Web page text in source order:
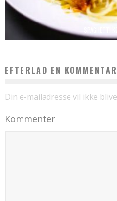
EFTERLAD EN KOMMENTAR
Din e-mailadresse vil ikke
Kommenter